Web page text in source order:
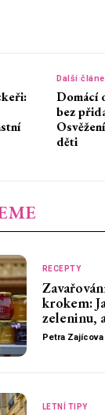
Další
Domácí
bez
děti
RECEPTY
krokem:
zeleninu,
Petra Zajícova
LETNÍ TIPY